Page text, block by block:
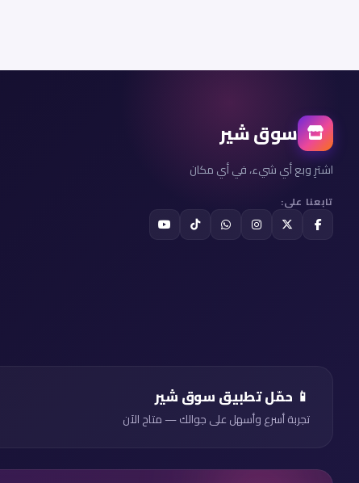
سوق شير
اشترِ وبع أي شيء، في أي مكان
تابعنا على:
📱 حمّل تطبيق سوق شير
تجربة أسرع وأسهل على جوالك — متاح الآن